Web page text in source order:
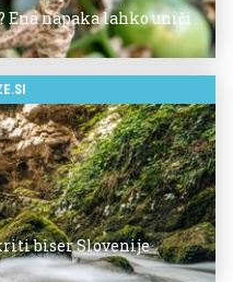
Ena napaka lahko uniči
biser Slovenije